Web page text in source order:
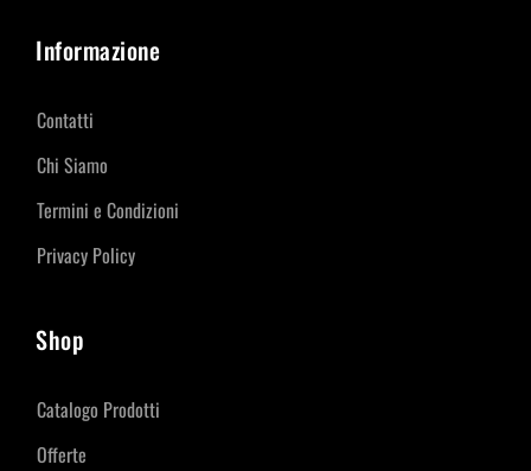
Informazione
Contatti
Chi Siamo
Termini e Condizioni
Privacy Policy
Shop
Catalogo Prodotti
Offerte